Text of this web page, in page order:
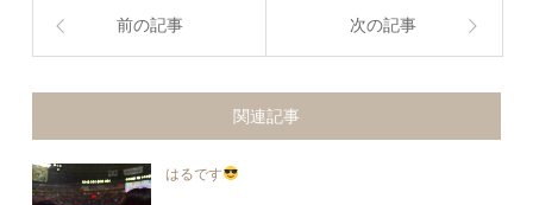
前の記事 次の記事
関連記事
はるです